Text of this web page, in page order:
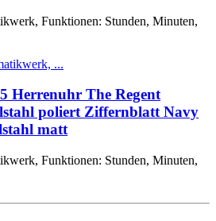
Funktionen: Stunden, Minuten,
Herrenuhr The Regent
poliert Ziffernblatt Navy
matt
Funktionen: Stunden, Minuten,